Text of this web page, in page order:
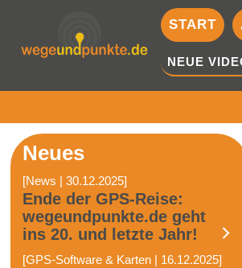
START
NEUE
Neues
[News | 30.12.2025]
Ende der GPS-Reise:
wegeundpunkte.de geht
ins 20. und letzte Jahr!
[GPS-Software & Karten | 16.12.2025]